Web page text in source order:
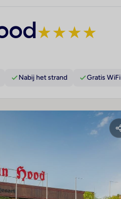
★★★★
Nabij het strand Gratis WiFi